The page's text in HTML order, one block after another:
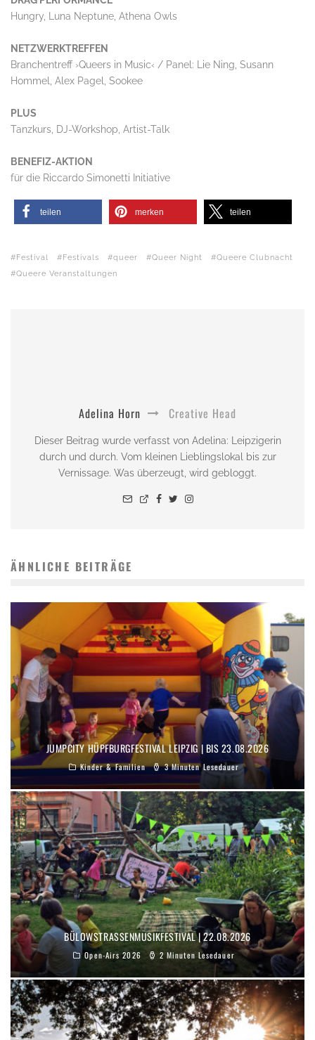
Hungry, Luna Neptune, Athena Owls
NETZWERKTREFFEN
Branchentreff ›Queers in Music‹ / Panel: Lie Ning, Susann
Hommel, Alex Pagel, Sookee
PLUS
Tanzkurs, DJ-Workshop, Artist-Talk
BENEFIZ-AKTION
für die Riccardo Simonetti Initiative
teilen merken teilen
Festival Festivals queer Queer Night
Queere Clubnacht
Queere Veranstaltungen
Adelina Horn Creative Head
Dieser Beitrag wurde verfasst von Adelina: Leipzigerin
durch und durch. Vom kleinen Lieblingslokal bis zur
Vernissage. Was überzeugt, wird gebloggt.
ÄHNLICHE BEITRÄGE
JUMPCITY HÜPFBURGFESTIVAL LEIPZIG | BIS 23.08.2026
Kinder & Familien 3 Minuten Lesedauer
BÜLOWSTRASSENMUSIKFESTIVAL | 22.08.2026
Open-Airs 2026 2 Minuten Lesedauer